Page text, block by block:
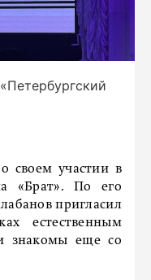
о своем участии в
«Брат». По его
пригласил
естественным
знакомы еще со